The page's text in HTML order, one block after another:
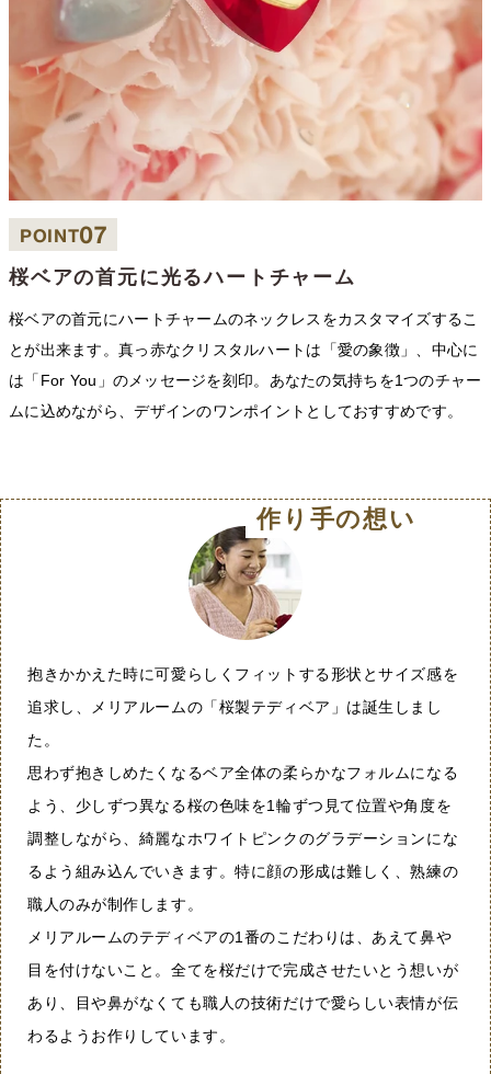
POINT07
桜ベアの首元に光るハートチャーム
桜ベアの首元にハートチャームのネックレスをカスタマイズするこ
とが出来ます。真っ赤なクリスタルハートは「愛の象徴」、中心に
は「For You」のメッセージを刻印。あなたの気持ちを1つのチャー
ムに込めながら、デザインのワンポイントとしておすすめです。
作り手の想い
抱きかかえた時に可愛らしくフィットする形状とサイズ感を
追求し、メリアルームの「桜製テディベア」は誕生しまし
た。
思わず抱きしめたくなるベア全体の柔らかなフォルムになる
よう、少しずつ異なる桜の色味を1輪ずつ見て位置や角度を
調整しながら、綺麗なホワイトピンクのグラデーションにな
るよう組み込んでいきます。特に顔の形成は難しく、熟練の
職人のみが制作します。
メリアルームのテディベアの1番のこだわりは、あえて鼻や
目を付けないこと。全てを桜だけで完成させたいとう想いが
あり、目や鼻がなくても職人の技術だけで愛らしい表情が伝
わるようお作りしています。